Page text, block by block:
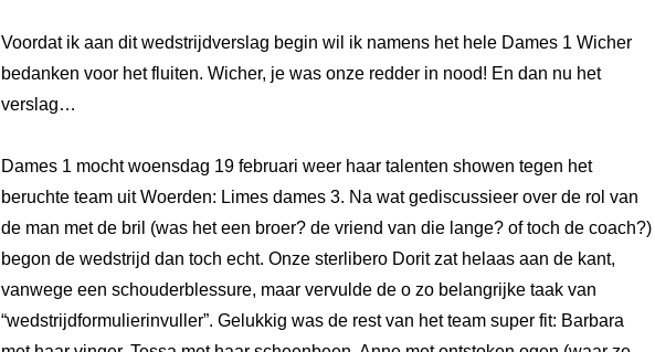
Voordat ik aan dit wedstrijdverslag begin wil ik namens het hele Dames 1 Wicher
bedanken voor het fluiten. Wicher, je was onze redder in nood! En dan nu het
verslag…
Dames 1 mocht woensdag 19 februari weer haar talenten showen tegen het
beruchte team uit Woerden: Limes dames 3. Na wat gediscussieer over de rol van
de man met de bril (was het een broer? de vriend van die lange? of toch de coach?)
begon de wedstrijd dan toch echt. Onze sterlibero Dorit zat helaas aan de kant,
vanwege een schouderblessure, maar vervulde de o zo belangrijke taak van
“wedstrijdformulierinvuller”. Gelukkig was de rest van het team super fit: Barbara